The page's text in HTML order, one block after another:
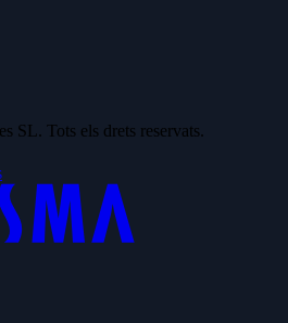
SL. Tots els drets reservats.